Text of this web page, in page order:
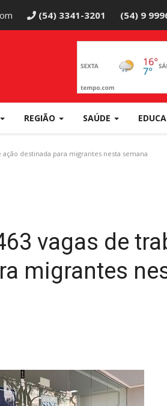
(54) 3341-3201 (54) 9
REGIÃO SAÚDE
destinada para migrantes nesta semana
vagas de
migrantes